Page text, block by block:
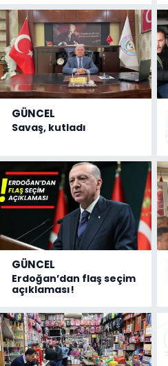
GÜNCEL
Savaş, kutladı
GÜNCEL
Erdoğan’dan flaş seçim
açıklaması!